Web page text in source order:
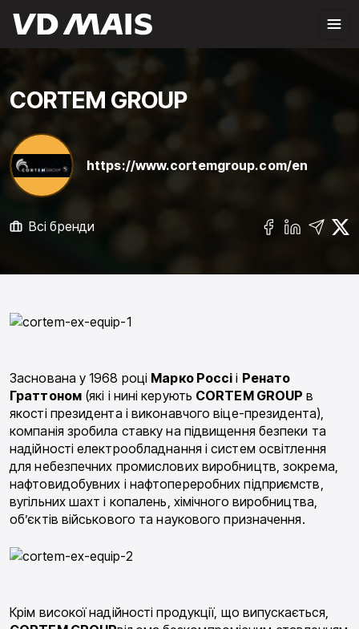
CORTEM GROUP
https://www.cortemgroup.com/en
Всі бренди
Заснована у 1968 році Марко Россі і Ренато
Граттоном(які і нині керують CORTEM GROUP в
якості президента і виконавчого віце-президента),
компанія зробила ставку на підвищення безпеки та
надійності електрообладнання і систем освітлення
для небезпечних промислових виробництв, зокрема,
нафтовидобувних і нафтопереробних підприємств,
вугільних шахт і копалень, хімічного виробництва,
об’єктів військового та наукового призначення.
Крім високої надійності продукції, що випускається,